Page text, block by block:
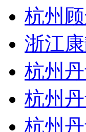
杭州
浙江
杭州
杭州
杭州